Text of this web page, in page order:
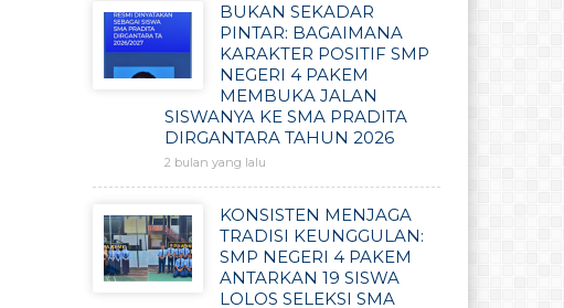
BUKAN SEKADAR
PINTAR: BAGAIMANA
KARAKTER POSITIF SMP
NEGERI 4 PAKEM
MEMBUKA JALAN
SISWANYA KE SMA PRADITA
DIRGANTARA TAHUN 2026
2 bulan yang lalu
KONSISTEN MENJAGA
TRADISI KEUNGGULAN:
SMP NEGERI 4 PAKEM
ANTARKAN 19 SISWA
LOLOS SELEKSI SMA